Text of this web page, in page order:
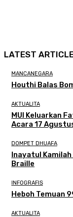
LATEST
MANCANEGARA
Houthi Balas
AKTUALITA
MUI Keluarkan
Acara 17
DOMPET DHUAFA
Inayatul
Braille
INFOGRAFIS
Heboh Temuan
AKTUALITA